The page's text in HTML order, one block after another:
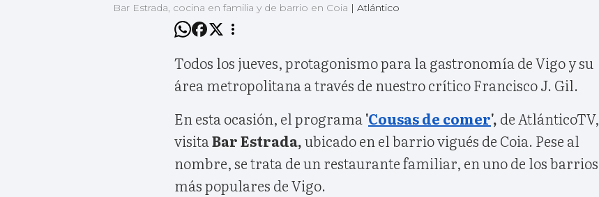
Bar Estrada, cocina en familia y de barrio en Coia | Atlántico
Todos los jueves, protagonismo para la gastronomía de Vigo y su
área metropolitana a través de nuestro crítico Francisco J. Gil.
En esta ocasión, el programa'Cousas de comer', de AtlánticoTV,
visitaBar Estrada,ubicado en el barrio vigués de Coia. Pese al
nombre, se trata de un restaurante familiar, en uno de los barrios
más populares de Vigo.